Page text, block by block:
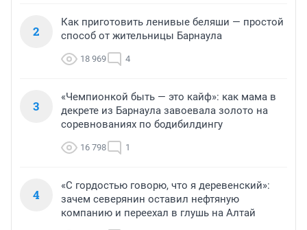
2
Как приготовить ленивые беляши — простой
способ от жительницы Барнаула
18 969 4
3
«Чемпионкой быть — это кайф»: как мама в
декрете из Барнаула завоевала золото на
соревнованиях по бодибилдингу
16 798 1
4
«С гордостью говорю, что я деревенский»:
зачем северянин оставил нефтяную
компанию и переехал в глушь на Алтай